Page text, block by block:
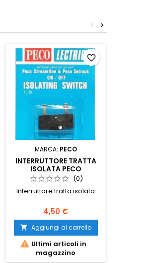
>
<
MARCA: PECO
INTERRUTTORE TRATTA
ISOLATA PECO
(0)
Interruttore tratta isolata
4,50 €
 Aggiungi al carrello
 Ultimi articoli in
magazzino
favorite_border